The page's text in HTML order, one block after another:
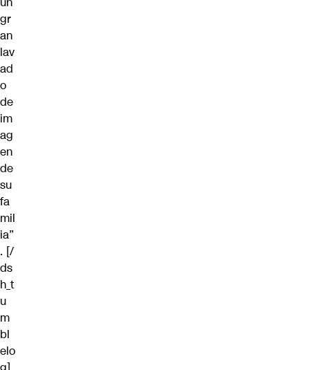
gr
an
lav
ad
o
de
im
ag
en
de
su
fa
mil
ia”
. [/
ds
h_t
u
m
bl
elo